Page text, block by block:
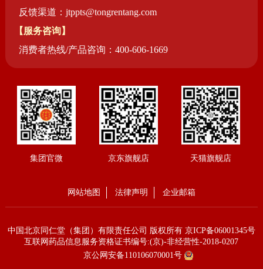
反馈渠道：jtppts@tongrentang.com
【服务咨询】
消费者热线/产品咨询：400-606-1669
网站地图 法律声明 企业邮箱
中国北京同仁堂（集团）有限责任公司 版权所有 京ICP备06001345号
互联网药品信息服务资格证书编号:(京)-非经营性-2018-0207
京公网安备110106070001号
集团官微 京东旗舰店 天猫旗舰店